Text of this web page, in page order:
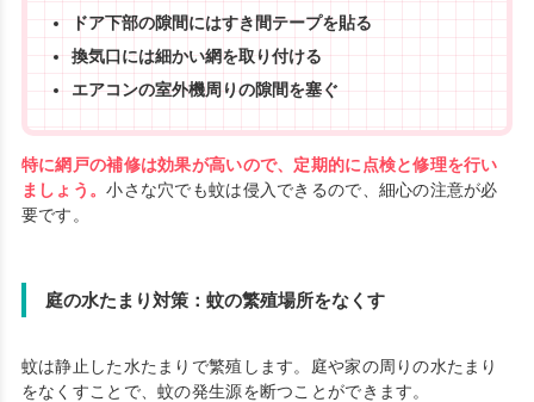
ドア下部の隙間にはすき間テープを貼る
換気口には細かい網を取り付ける
エアコンの室外機周りの隙間を塞ぐ
特に網戸の補修は効果が高いので、定期的に点検と修理を行い
ましょう。小さな穴でも蚊は侵入できるので、細心の注意が必
要です。
庭の水たまり対策：蚊の繁殖場所をなくす
蚊は静止した水たまりで繁殖します。庭や家の周りの水たまり
をなくすことで、蚊の発生源を断つことができます。